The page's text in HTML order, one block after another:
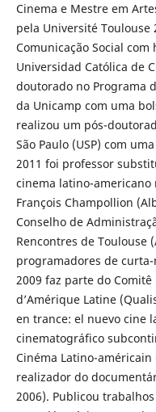
Cinema e Mestre em
pela Université Toulouse
Comunicação Social
Universidad Católica de
doutorado no Programa
da Unicamp com uma
realizou um pós-
São Paulo (USP) com
2011 foi professor
cinema latino-americano
François Champollion
Conselho de
Rencontres de Toulouse
programadores de
2009 faz parte do
d’Amérique Latine
en trance: el nuevo cine
cinematográfico
Cinéma Latino-américain
realizador do
2006). Publicou